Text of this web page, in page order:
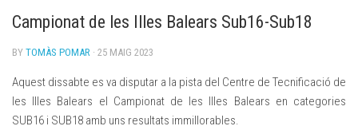
Campionat de les Illes Balears Sub16-Sub18
BY TOMÀS POMAR · 25 MAIG 2023
Aquest dissabte es va disputar a la pista del Centre de Tecnificació de
les Illes Balears el Campionat de les Illes Balears en categories
SUB16 i SUB18 amb uns resultats immillorables.